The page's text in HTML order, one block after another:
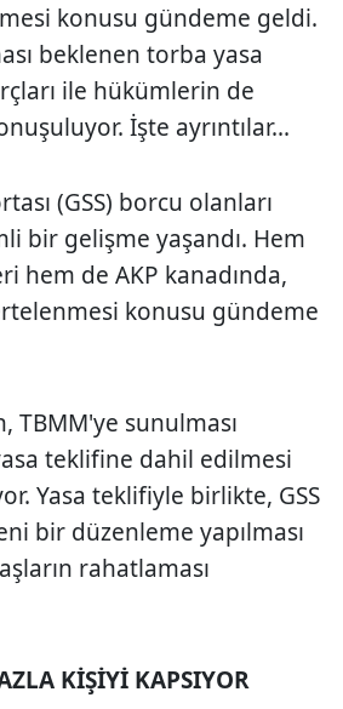
konusu gündeme geldi.
beklenen torba yasa
ile hükümlerin de
İşte ayrıntılar...
(GSS) borcu olanları
bir gelişme yaşandı. Hem
hem de AKP kanadında,
konusu gündeme
TBMM'ye sunulması
teklifine dahil edilmesi
Yasa teklifiyle birlikte, GSS
bir düzenleme yapılması
rahatlaması
KİŞİYİ KAPSIYOR